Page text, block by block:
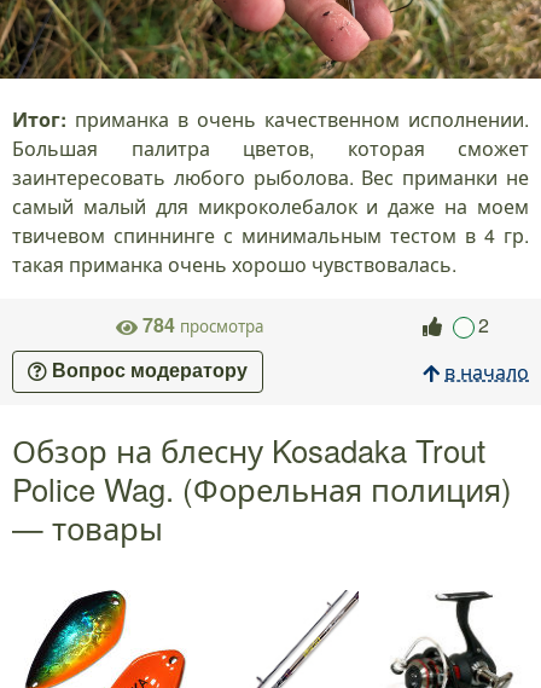
Итог: приманка в очень качественном исполнении.
Большая палитра цветов, которая сможет
заинтересовать любого рыболова. Вес приманки не
самый малый для микроколебалок и даже на моем
твичевом спиннинге с минимальным тестом в 4 гр.
такая приманка очень хорошо чувствовалась.
784 просмотра 2
Вопрос модератору в начало
Обзор на блесну Kosadaka Trout
Police Wag. (Форельная полиция)
— товары